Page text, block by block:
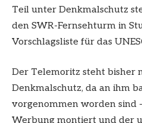
Teil unter Denkmalschutz
den SWR-Fernsehturm in
Vorschlagsliste für das
Der Telemoritz steht bisher
Denkmalschutz, da an ihm
vorgenommen worden sind
Werbung montiert und der